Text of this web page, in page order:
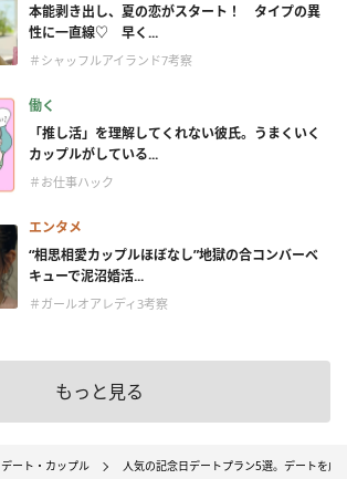
本能剥き出し、夏の恋がスタート！ タイプの異
性に一直線♡ 早く...
＃シャッフルアイランド7考察
働く
「推し活」を理解してくれない彼氏。うまくいく
カップルがしている...
＃お仕事ハック
エンタメ
“相思相愛カップルほぼなし”地獄の合コンバーベ
キューで泥沼婚活...
＃ガールオアレディ3考察
もっと見る
デート・カップル 人気の記念日デートプラン5選。デートを成